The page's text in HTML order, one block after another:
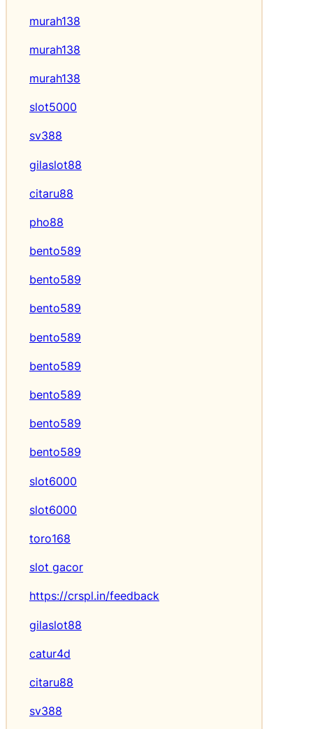
murah138
murah138
murah138
slot5000
sv388
gilaslot88
citaru88
pho88
bento589
bento589
bento589
bento589
bento589
bento589
bento589
bento589
slot6000
slot6000
toro168
slot gacor
https://crspl.in/feedback
gilaslot88
catur4d
citaru88
sv388